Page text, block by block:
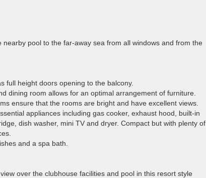
pool to the far-away sea from all windows and from the
full height doors opening to the balcony.
dining room allows for an optimal arrangement of furniture.
ensure that the rooms are bright and have excellent views.
appliances including gas cooker, exhaust hood, built-in
dish washer, mini TV and dryer. Compact but with plenty of
and a spa bath.
over the clubhouse facilities and pool in this resort style